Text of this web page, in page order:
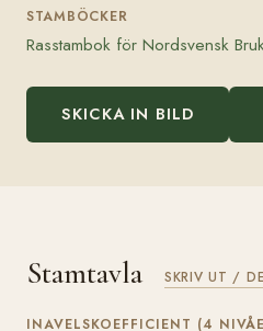
STAMBÖCKER
Rasstambok för Nordsvensk
SKICKA IN BILD
Stamtavla SKRIV UT /
INAVELSKOEFFICIENT (4